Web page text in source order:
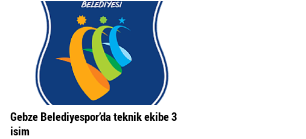
Gebze Belediyespor’da teknik ekibe 3
isim